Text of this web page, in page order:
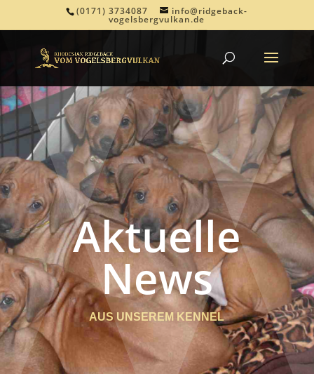
(0171) 3734087 info@ridgeback-
vogelsbergvulkan.de
Aktuelle
News
AUS UNSEREM KENNEL